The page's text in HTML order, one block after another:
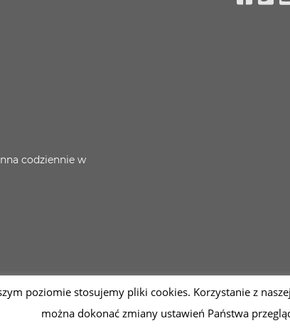
codziennie w
poziomie stosujemy pliki cookies. Korzystanie z
można dokonać zmiany ustawień Państwa